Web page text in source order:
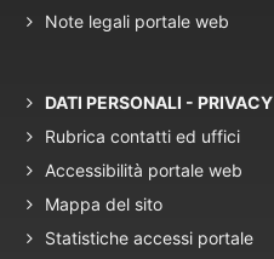
Note legali portale web
DATI PERSONALI - PRIVACY
Rubrica contatti ed uffici
Accessibilità portale web
Mappa del sito
Statistiche accessi portale